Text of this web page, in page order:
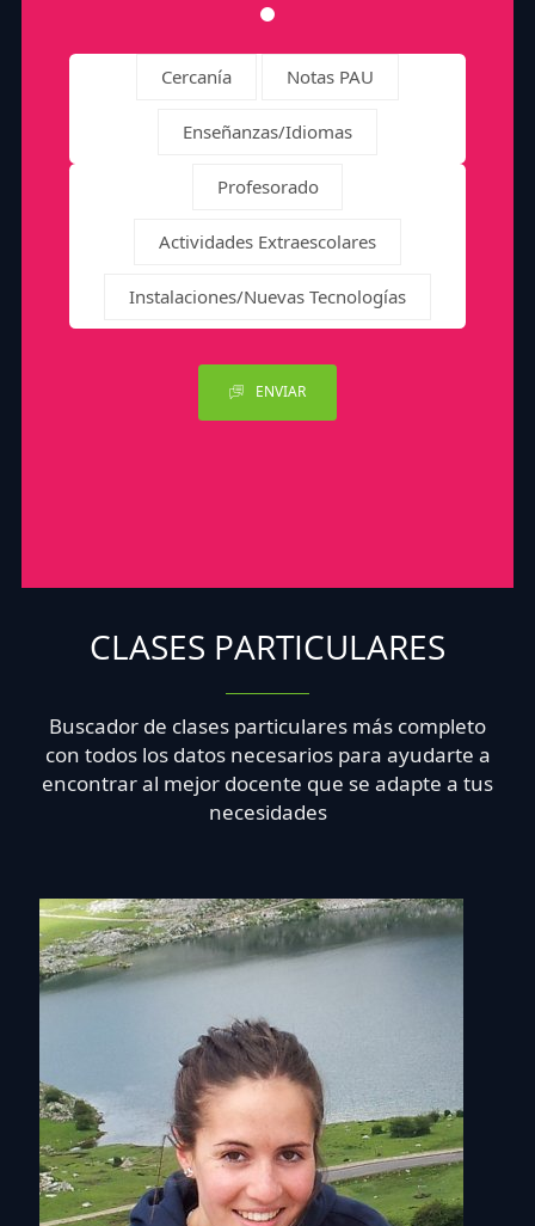
Cercanía Notas PAU
Enseñanzas/Idiomas
Profesorado
Actividades Extraescolares
Instalaciones/Nuevas Tecnologías
ENVIAR
CLASES PARTICULARES
Buscador de clases particulares más completo
con todos los datos necesarios para ayudarte a
encontrar al mejor docente que se adapte a tus
necesidades